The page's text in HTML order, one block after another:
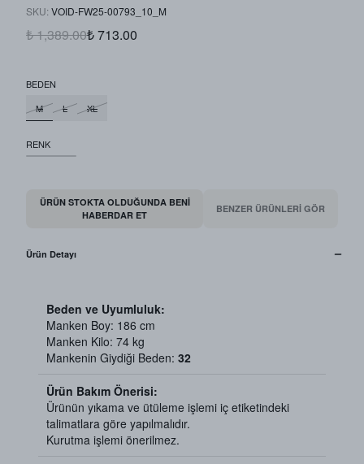
SKU: VOID-FW25-00793_10_M
₺ 1,389.00₺ 713.00
BEDEN
M
L XL
RENK
ÜRÜN STOKTA OLDUĞUNDA BENI
HABERDAR ET
BENZER ÜRÜNLERİ GÖR
Ürün Detayı
Beden ve Uyumluluk:
Manken Boy: 186 cm
Manken Kilo: 74 kg
Mankenin Giydiği Beden: 32
Ürün Bakım Önerisi:
Ürünün yıkama ve ütüleme işlemi iç etiketindeki
talimatlara göre yapılmalıdır.
Kurutma işlemi önerilmez.